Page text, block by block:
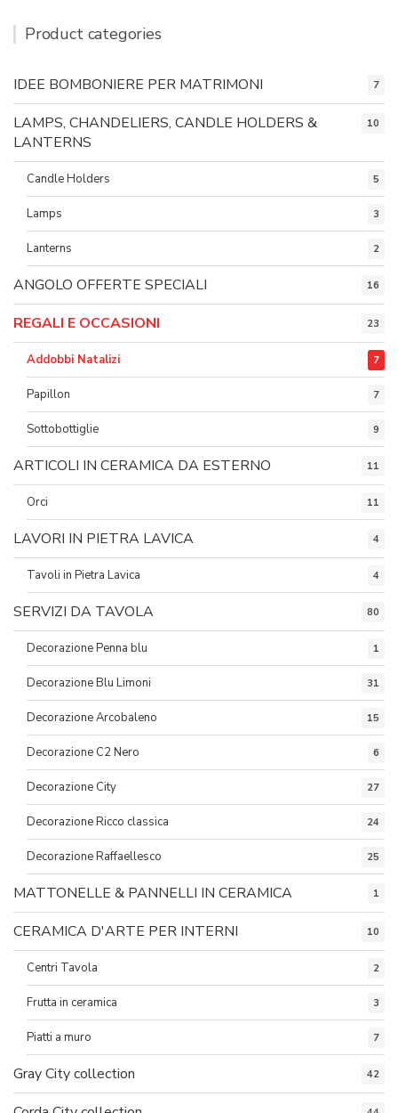
Product categories
IDEE BOMBONIERE PER MATRIMONI 7
LAMPS, CHANDELIERS, CANDLE HOLDERS &
LANTERNS
10
Candle Holders 5
Lamps 3
Lanterns 2
ANGOLO OFFERTE SPECIALI 16
REGALI E OCCASIONI 23
Addobbi Natalizi 7
Papillon 7
Sottobottiglie 9
ARTICOLI IN CERAMICA DA ESTERNO 11
Orci 11
LAVORI IN PIETRA LAVICA 4
Tavoli in Pietra Lavica 4
SERVIZI DA TAVOLA 80
Decorazione Penna blu 1
Decorazione Blu Limoni 31
Decorazione Arcobaleno 15
Decorazione C2 Nero 6
Decorazione City 27
Decorazione Ricco classica 24
Decorazione Raffaellesco 25
MATTONELLE & PANNELLI IN CERAMICA 1
CERAMICA D'ARTE PER INTERNI 10
Centri Tavola 2
Frutta in ceramica 3
Piatti a muro 7
Gray City collection 42